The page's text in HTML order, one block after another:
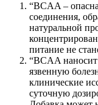
“BCAA –
соединения,
натуральной
питание не
“BCAA
язвенную
клинические
суточную